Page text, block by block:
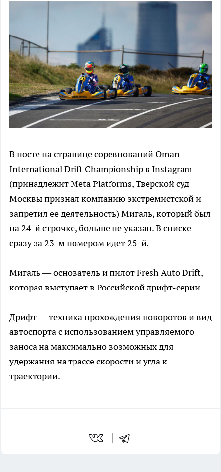
В посте на странице соревнований Oman
International Drift Championship в Instagram
(принадлежит Meta Platforms, Тверской суд
Москвы признал компанию экстремистской и
запретил ее деятельность) Мигаль, который был
на 24-й строчке, больше не указан. В списке
сразу за 23-м номером идет 25-й.
Мигаль — основатель и пилот Fresh Auto Drift,
которая выступает в Российской дрифт-серии.
Дрифт — техника прохождения поворотов и вид
автоспорта с использованием управляемого
заноса на максимально возможных для
удержания на трассе скорости и угла к
траектории.